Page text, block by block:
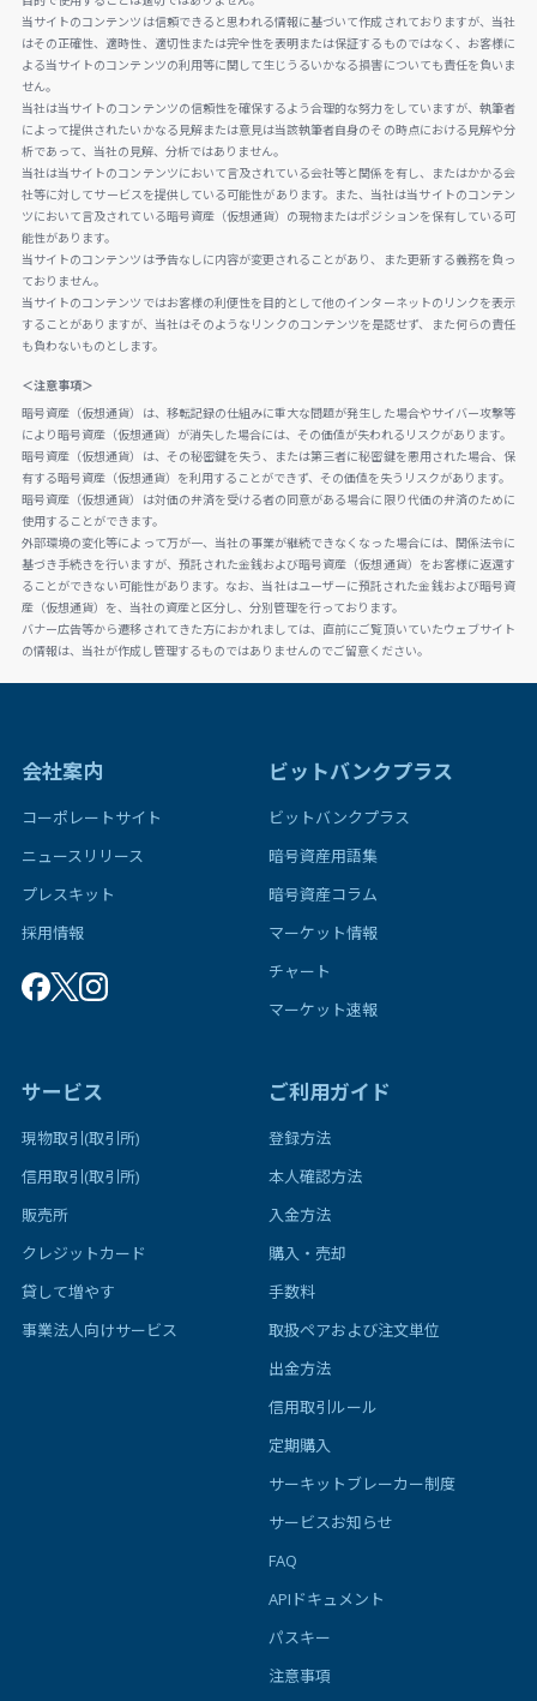
当サイトのコンテンツは信頼できると思われる情報に基づいて作成されておりますが、当社
はその正確性、適時性、適切性または完全性を表明または保証するものではなく、お客様に
よる当サイトのコンテンツの利用等に関して生じうるいかなる損害についても責任を負いま
せん。
当社は当サイトのコンテンツの信頼性を確保するよう合理的な努力をしていますが、執筆者
によって提供されたいかなる見解または意見は当該執筆者自身のその時点における見解や分
析であって、当社の見解、分析ではありません。
当社は当サイトのコンテンツにおいて言及されている会社等と関係を有し、またはかかる会
社等に対してサービスを提供している可能性があります。また、当社は当サイトのコンテン
ツにおいて言及されている暗号資産（仮想通貨）の現物またはポジションを保有している可
能性があります。
当サイトのコンテンツは予告なしに内容が変更されることがあり、また更新する義務を負っ
ておりません。
当サイトのコンテンツではお客様の利便性を目的として他のインターネットのリンクを表示
することがありますが、当社はそのようなリンクのコンテンツを是認せず、また何らの責任
も負わないものとします。
＜注意事項＞
暗号資産（仮想通貨）は、移転記録の仕組みに重大な問題が発生した場合やサイバー攻撃等
により暗号資産（仮想通貨）が消失した場合には、その価値が失われるリスクがあります。
暗号資産（仮想通貨）は、その秘密鍵を失う、または第三者に秘密鍵を悪用された場合、保
有する暗号資産（仮想通貨）を利用することができず、その価値を失うリスクがあります。
暗号資産（仮想通貨）は対価の弁済を受ける者の同意がある場合に限り代価の弁済のために
使用することができます。
外部環境の変化等によって万が一、当社の事業が継続できなくなった場合には、関係法令に
基づき手続きを行いますが、預託された金銭および暗号資産（仮想通貨）をお客様に返還す
ることができない可能性があります。なお、当社はユーザーに預託された金銭および暗号資
産（仮想通貨）を、当社の資産と区分し、分別管理を行っております。
バナー広告等から遷移されてきた方におかれましては、直前にご覧頂いていたウェブサイト
の情報は、当社が作成し管理するものではありませんのでご留意ください。
会社案内
コーポレートサイト
ニュースリリース
プレスキット
採用情報
ビットバンクプラス
ビットバンクプラス
暗号資産用語集
暗号資産コラム
マーケット情報
チャート
マーケット速報
サービス
現物取引(取引所)
信用取引(取引所)
販売所
クレジットカード
貸して増やす
事業法人向けサービス
ご利用ガイド
登録方法
本人確認方法
入金方法
購入・売却
手数料
取扱ペアおよび注文単位
出金方法
信用取引ルール
定期購入
サーキットブレーカー制度
サービスお知らせ
FAQ
APIドキュメント
パスキー
注意事項